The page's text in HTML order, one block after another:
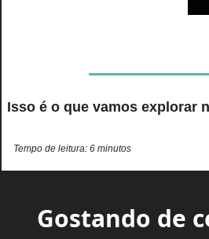
Isso é o que vamos explorar
Tempo de leitura: 6 minutos
Gostando de